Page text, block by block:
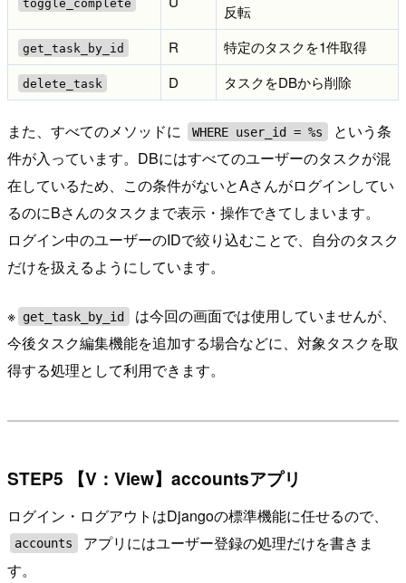
反転
get_task_by_id R 特定のタスクを1件取得
delete_task D タスクをDBから削除
また、すべてのメソッドに WHERE user_id = %s
という条
件が入っています。DBにはすべてのユーザーのタスクが混
在しているため、この条件がないとAさんがログインしてい
るのにBさんのタスクまで表示・操作できてしまいます。
ログイン中のユーザーのIDで絞り込むことで、自分のタスク
だけを扱えるようにしています。
※ get_task_by_id
は今回の画面では使用していませんが、
今後タスク編集機能を追加する場合などに、対象タスクを取
得する処理として利用できます。
STEP5 【V：View】accountsアプリ
ログイン・ログアウトはDjangoの標準機能に任せるので、
accounts
アプリにはユーザー登録の処理だけを書きま
す。